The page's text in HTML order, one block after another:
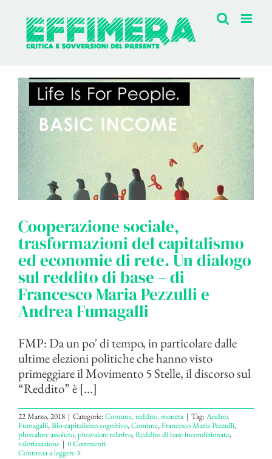
contenuto
Cooperazione sociale,
trasformazioni del capitalismo
ed economie di rete. Un dialogo
sul reddito di base – di
Francesco Maria Pezzulli e
Andrea Fumagalli
FMP: Da un po' di tempo, in particolare dalle
ultime elezioni politiche che hanno visto
primeggiare il Movimento 5 Stelle, il discorso sul
“Reddito” è [...]
22 Marzo, 2018 | Categorie:Comune, reddito, moneta | Tag:Andrea
Fumagalli,Bio-capitalismo cognitivo,Comune,Francesco Maria Pezzulli,
plusvalore assoluto,plusvalore relativo,Reddito di base incondizionato,
valorizzazione | 0 Commenti
Continua a leggere